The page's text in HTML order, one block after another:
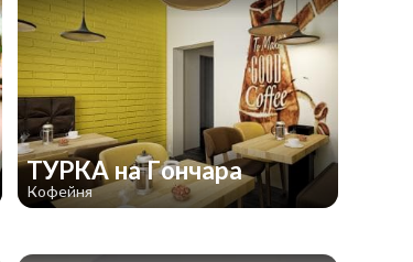
ТУРКА на Гончара
Кофейня